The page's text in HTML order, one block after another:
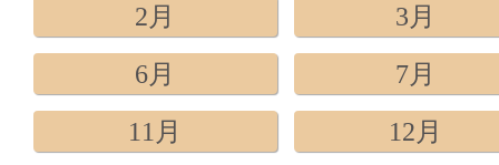
2月
3月
6月
7月
11月
12月